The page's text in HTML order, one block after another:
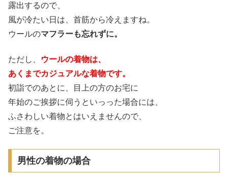
露出するので、
風が冷たい日は、首筋から冷えますね。
ウールのマフラーも忘れずに。
ただし、
ウールの着物は、
あくまでカジュアルな着物です。
初詣でのあとに、目上の方のお宅に
年始のご挨拶に伺うといっった場合には、
ふさわしい着物とはいえませんので、
ご注意を。
男性の着物の場合